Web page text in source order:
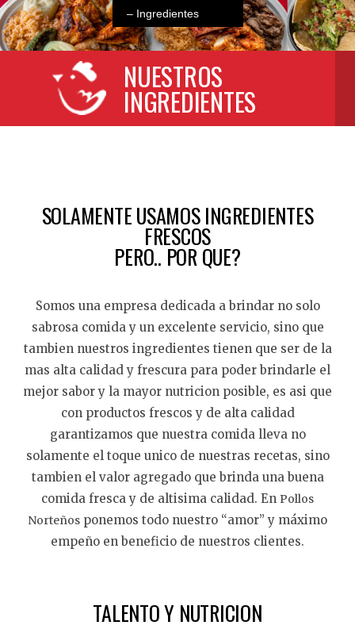
NUESTROS
INGREDIENTES
SOLAMENTE USAMOS INGREDIENTES
FRESCOS
PERO.. POR QUE?
Somos una empresa dedicada a brindar no solo
sabrosa comida y un excelente servicio, sino que
tambien nuestros ingredientes tienen que ser de la
mas alta calidad y frescura para poder brindarle el
mejor sabor y la mayor nutricion posible, es asi que
con productos frescos y de alta calidad
garantizamos que nuestra comida lleva no
solamente el toque unico de nuestras recetas, sino
tambien el valor agregado que brinda una buena
comida fresca y de altisima calidad. En Pollos
Norteños ponemos todo nuestro “amor” y máximo
empeño en beneficio de nuestros clientes.
TALENTO Y NUTRICION